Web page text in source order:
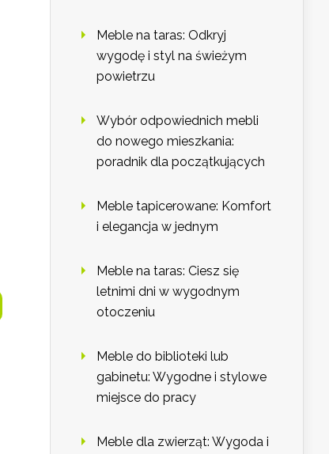
Meble na taras: Odkryj
wygodę i styl na świeżym
powietrzu
Wybór odpowiednich mebli
do nowego mieszkania:
poradnik dla początkujących
Meble tapicerowane: Komfort
i elegancja w jednym
Meble na taras: Ciesz się
letnimi dni w wygodnym
otoczeniu
Meble do biblioteki lub
gabinetu: Wygodne i stylowe
miejsce do pracy
Meble dla zwierząt: Wygoda i